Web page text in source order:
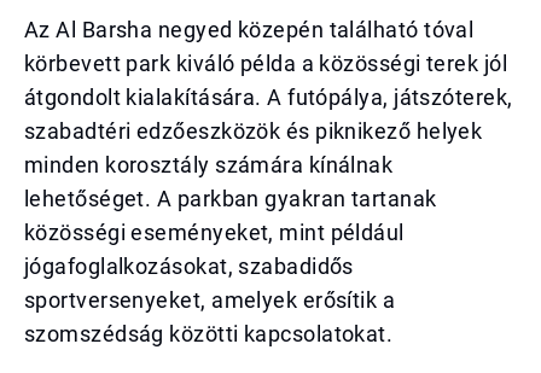
Az Al Barsha negyed közepén található tóval
körbevett park kiváló példa a közösségi terek jól
átgondolt kialakítására. A futópálya, játszóterek,
szabadtéri edzőeszközök és piknikező helyek
minden korosztály számára kínálnak
lehetőséget. A parkban gyakran tartanak
közösségi eseményeket, mint például
jógafoglalkozásokat, szabadidős
sportversenyeket, amelyek erősítik a
szomszédság közötti kapcsolatokat.